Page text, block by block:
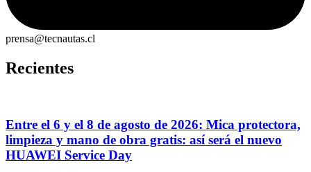
prensa@tecnautas.cl
Recientes
Entre el 6 y el 8 de agosto de 2026: Mica protectora,
limpieza y mano de obra gratis: así será el nuevo
HUAWEI Service Day